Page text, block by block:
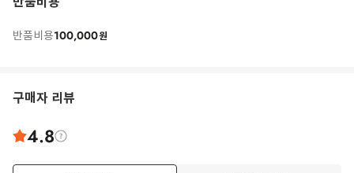
반품비용100,000원
구매자 리뷰
4.8